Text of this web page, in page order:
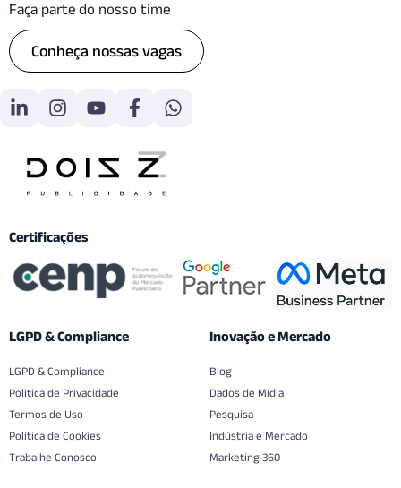
Faça parte do nosso time
Conheça nossas vagas
Certificações
LGPD & Compliance
LGPD & Compliance
Politica de Privacidade
Termos de Uso
Política de Cookies
Trabalhe Conosco
Inovação e Mercado
Blog
Dados de Mídia
Pesquisa
Indústria e Mercado
Marketing 360